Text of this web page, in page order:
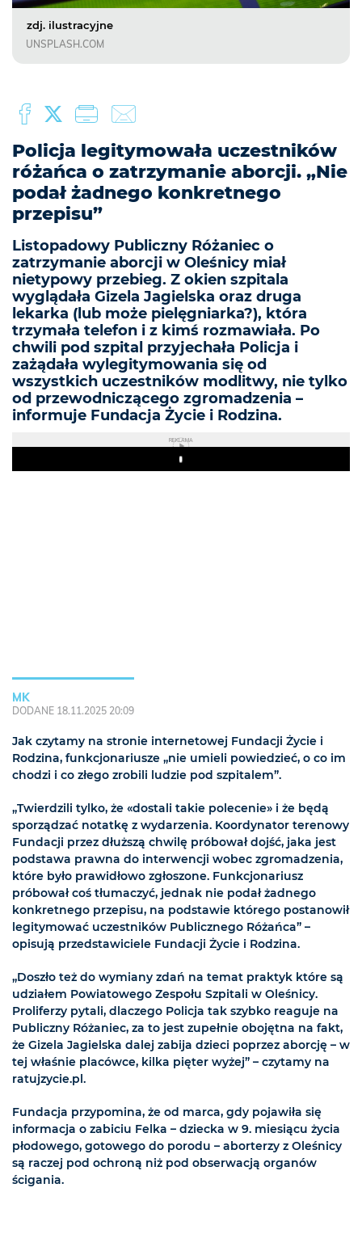
zdj. ilustracyjne
UNSPLASH.COM
Policja legitymowała uczestników
różańca o zatrzymanie aborcji. „Nie
podał żadnego konkretnego
przepisu”
Listopadowy Publiczny Różaniec o
zatrzymanie aborcji w Oleśnicy miał
nietypowy przebieg. Z okien szpitala
wyglądała Gizela Jagielska oraz druga
lekarka (lub może pielęgniarka?), która
trzymała telefon i z kimś rozmawiała. Po
chwili pod szpital przyjechała Policja i
zażądała wylegitymowania się od
wszystkich uczestników modlitwy, nie tylko
od przewodniczącego zgromadzenia –
informuje Fundacja Życie i Rodzina.
REKLAMA
Play
MK
DODANE 18.11.2025 20:09
Jak czytamy na stronie internetowej Fundacji Życie i
Rodzina, funkcjonariusze „nie umieli powiedzieć, o co im
chodzi i co złego zrobili ludzie pod szpitalem”.
„Twierdzili tylko, że «dostali takie polecenie» i że będą
sporządzać notatkę z wydarzenia. Koordynator terenowy
Fundacji przez dłuższą chwilę próbował dojść, jaka jest
podstawa prawna do interwencji wobec zgromadzenia,
które było prawidłowo zgłoszone. Funkcjonariusz
próbował coś tłumaczyć, jednak nie podał żadnego
konkretnego przepisu, na podstawie którego postanowił
legitymować uczestników Publicznego Różańca” –
opisują przedstawiciele Fundacji Życie i Rodzina.
„Doszło też do wymiany zdań na temat praktyk które są
udziałem Powiatowego Zespołu Szpitali w Oleśnicy.
Proliferzy pytali, dlaczego Policja tak szybko reaguje na
Publiczny Różaniec, za to jest zupełnie obojętna na fakt,
że Gizela Jagielska dalej zabija dzieci poprzez aborcję – w
tej właśnie placówce, kilka pięter wyżej” – czytamy na
ratujzycie.pl.
Fundacja przypomina, że od marca, gdy pojawiła się
informacja o zabiciu Felka – dziecka w 9. miesiącu życia
płodowego, gotowego do porodu – aborterzy z Oleśnicy
są raczej pod ochroną niż pod obserwacją organów
ścigania.